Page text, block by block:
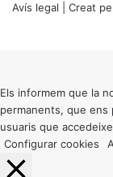
Avís legal | Creat
button
Els informem que la
permanents, que ens
usuaris que
Configurar cookies